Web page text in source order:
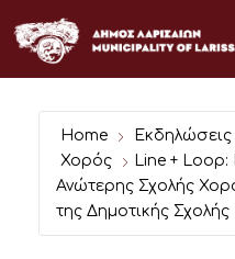
στο
περιεχόμενο
Home Εκδηλώσεις
Χορός
Line +
Ανώτερης Σχολής
της Δημοτικής